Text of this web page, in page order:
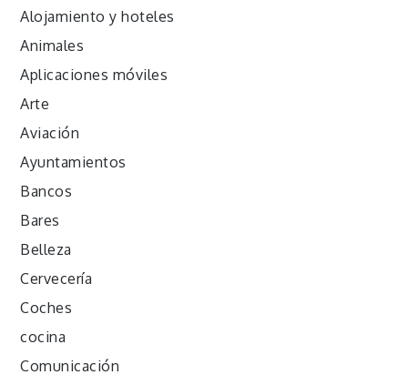
Alojamiento y hoteles
Animales
Aplicaciones móviles
Arte
Aviación
Ayuntamientos
Bancos
Bares
Belleza
Cervecería
Coches
cocina
Comunicación